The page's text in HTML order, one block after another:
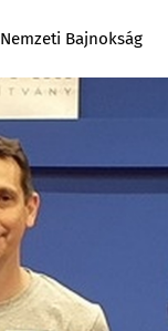
Nemzeti Bajnokság